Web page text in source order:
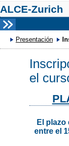
ALCE-Zurich
Presentación
el
El
entre el